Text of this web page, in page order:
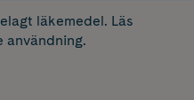
läkemedel. Läs
användning.